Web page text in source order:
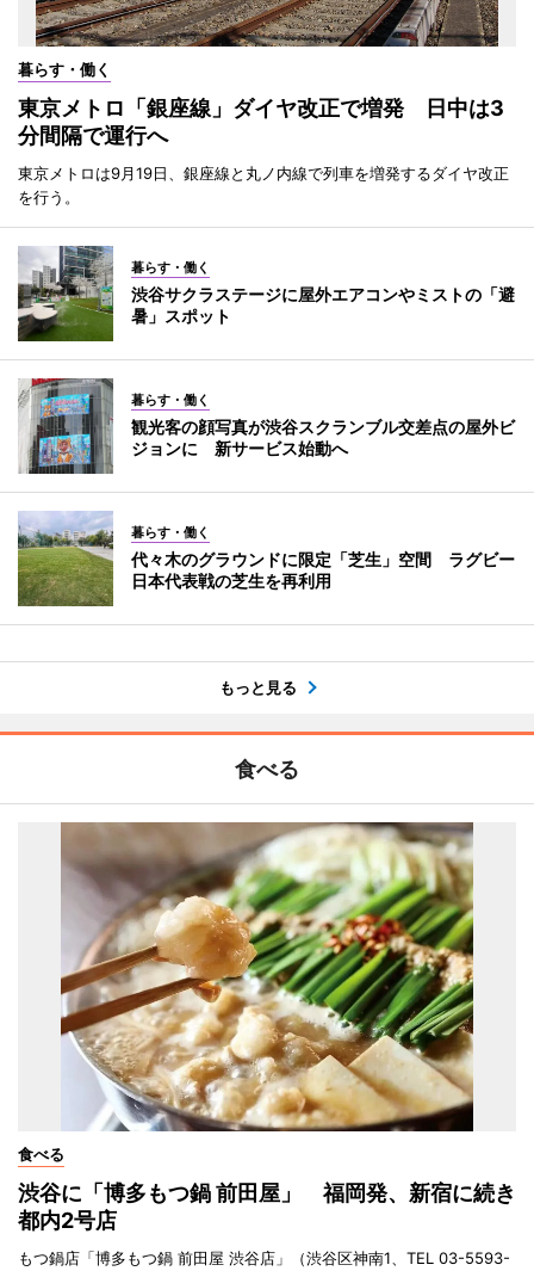
暮らす・働く
東京メトロ「銀座線」ダイヤ改正で増発 日中は3
分間隔で運行へ
東京メトロは9月19日、銀座線と丸ノ内線で列車を増発するダイヤ改正
を行う。
暮らす・働く
渋谷サクラステージに屋外エアコンやミストの「避
暑」スポット
暮らす・働く
観光客の顔写真が渋谷スクランブル交差点の屋外ビ
ジョンに 新サービス始動へ
暮らす・働く
代々木のグラウンドに限定「芝生」空間 ラグビー
日本代表戦の芝生を再利用
もっと見る
食べる
食べる
渋谷に「博多もつ鍋 前田屋」 福岡発、新宿に続き
都内2号店
もつ鍋店「博多もつ鍋 前田屋 渋谷店」（渋谷区神南1、TEL 03-5593-